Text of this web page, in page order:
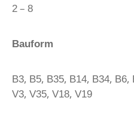
2 – 8
Bauform
B3, B5, B35, B14, B34,
V3, V35, V18, V19